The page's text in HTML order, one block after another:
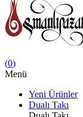
(0)
Menü
Yeni Ürünler
Dualı Takı